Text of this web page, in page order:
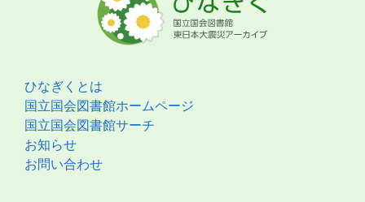
ひなぎくとは
国立国会図書館ホームページ
国立国会図書館サーチ
お知らせ
お問い合わせ